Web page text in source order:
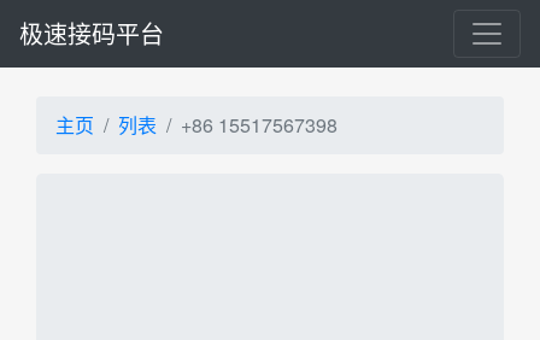
极速接码平台
主页 列表 +86 15517567398